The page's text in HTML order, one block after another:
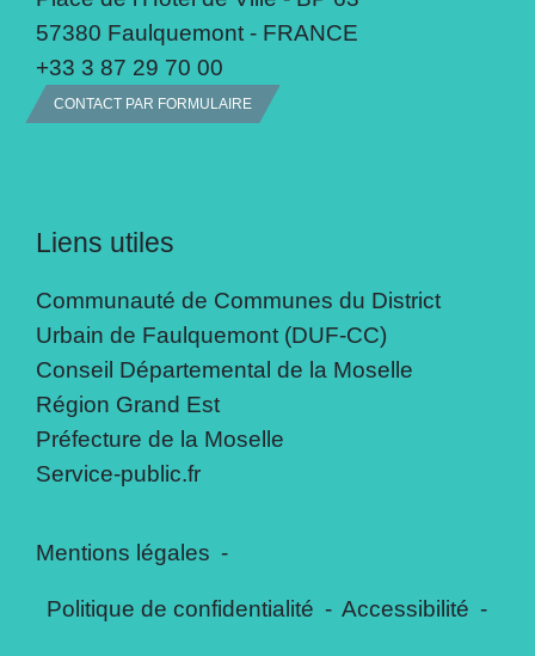
57380 Faulquemont - FRANCE
+33 3 87 29 70 00
CONTACT PAR FORMULAIRE
Liens utiles
Communauté de Communes du District
Urbain de Faulquemont (DUF-CC)
Conseil Départemental de la Moselle
Région Grand Est
Préfecture de la Moselle
Service-public.fr
Mentions légales -
Politique de confidentialité - Accessibilité -